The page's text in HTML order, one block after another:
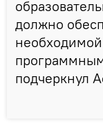
должно
подчеркнул